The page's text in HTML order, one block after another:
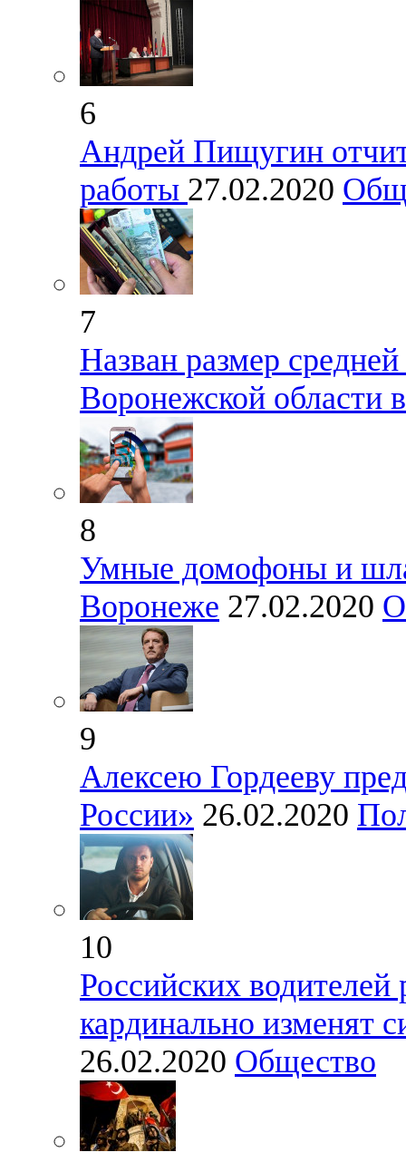
6
Андрей Пищугин
работы 27.02.2020
7
Назван размер
Воронежской области
8
Умные домофоны и
Воронеже 27.02.2020
9
Алексею Гордееву
России» 26.02.2020
10
Российских
кардинально изменят
26.02.2020 Общество